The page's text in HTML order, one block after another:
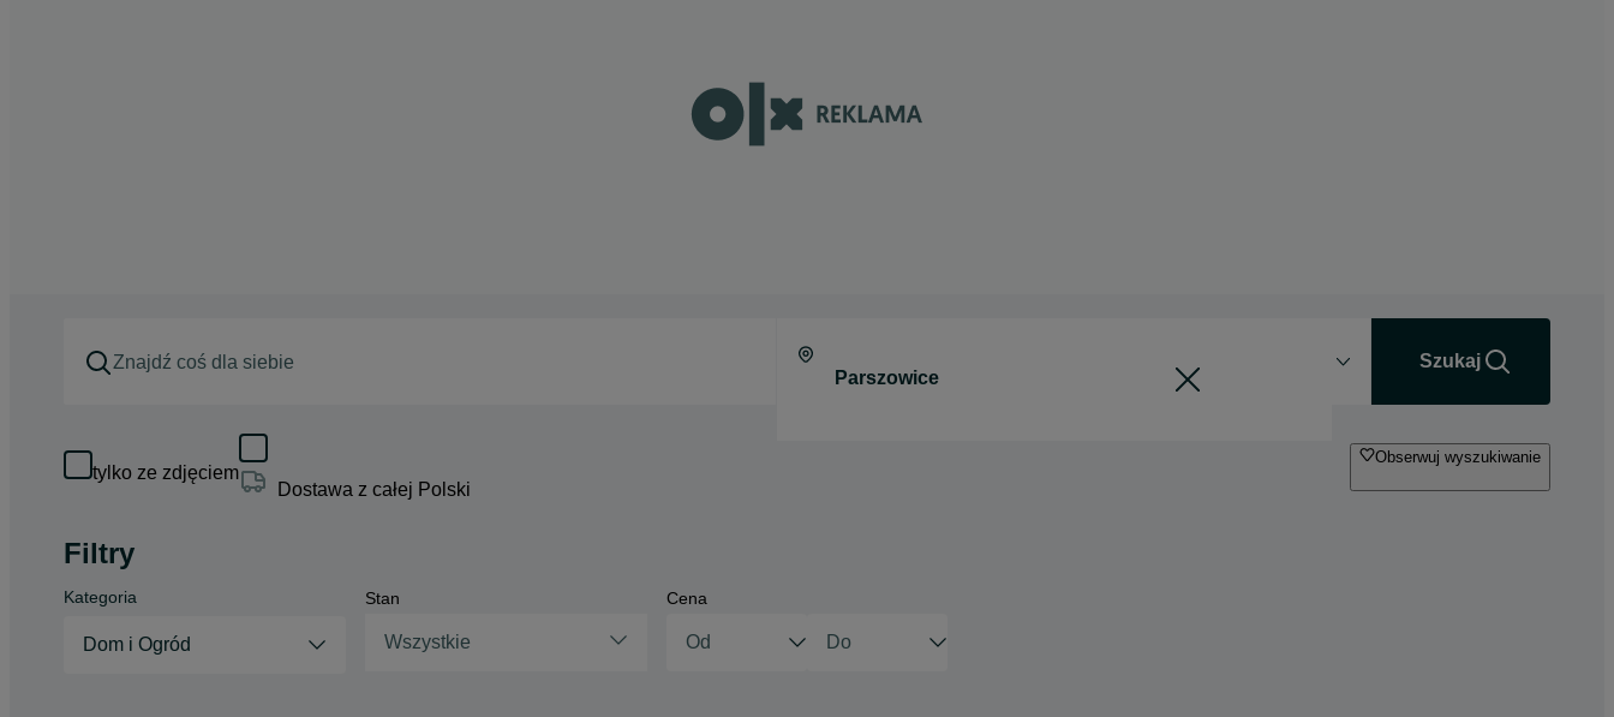
Szukaj
tylko ze zdjęciem
Dostawa z całej Polski
Obserwuj wyszukiwanie
Filtry
Kategoria
Dom i Ogród
Stan
Wszystkie
Cena